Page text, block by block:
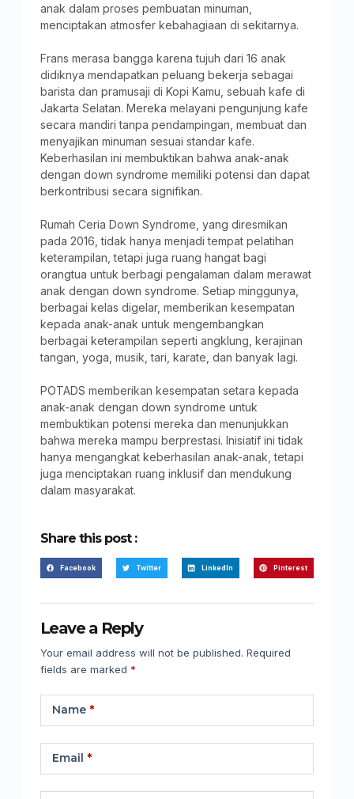
anak dalam proses pembuatan minuman,
menciptakan atmosfer kebahagiaan di sekitarnya.
Frans merasa bangga karena tujuh dari 16 anak
didiknya mendapatkan peluang bekerja sebagai
barista dan pramusaji di Kopi Kamu, sebuah kafe di
Jakarta Selatan. Mereka melayani pengunjung kafe
secara mandiri tanpa pendampingan, membuat dan
menyajikan minuman sesuai standar kafe.
Keberhasilan ini membuktikan bahwa anak-anak
dengan down syndrome memiliki potensi dan dapat
berkontribusi secara signifikan.
Rumah Ceria Down Syndrome, yang diresmikan
pada 2016, tidak hanya menjadi tempat pelatihan
keterampilan, tetapi juga ruang hangat bagi
orangtua untuk berbagi pengalaman dalam merawat
anak dengan down syndrome. Setiap minggunya,
berbagai kelas digelar, memberikan kesempatan
kepada anak-anak untuk mengembangkan
berbagai keterampilan seperti angklung, kerajinan
tangan, yoga, musik, tari, karate, dan banyak lagi.
POTADS memberikan kesempatan setara kepada
anak-anak dengan down syndrome untuk
membuktikan potensi mereka dan menunjukkan
bahwa mereka mampu berprestasi. Inisiatif ini tidak
hanya mengangkat keberhasilan anak-anak, tetapi
juga menciptakan ruang inklusif dan mendukung
dalam masyarakat.
Share this post :
Facebook Twitter LinkedIn Pinterest
Leave a Reply
Your email address will not be published. Required
fields are marked *
Name*
Email *